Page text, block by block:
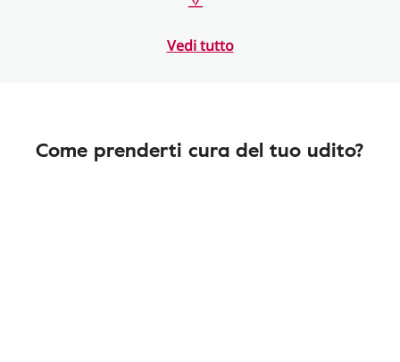
Vedi tutto
Come prenderti cura del tuo udito?